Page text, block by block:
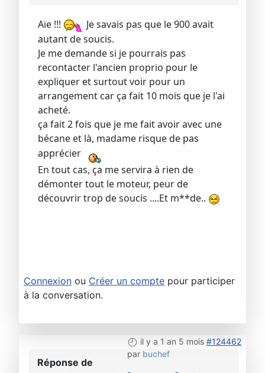
Aïe !!!
Je savais pas que le 900 avait
autant de soucis.
Je me demande si je pourrais pas
recontacter l'ancien proprio pour le
expliquer et surtout voir pour un
arrangement car ça fait 10 mois que je l'ai
acheté.
ça fait 2 fois que je me fait avoir avec une
bécane et là, madame risque de pas
apprécier
En tout cas, ça me servira à rien de
démonter tout le moteur, peur de
découvrir trop de soucis ....Et m**de..
Connexion ou Créer un compte pour participer
à la conversation.
il y a 1 an 5 mois #124462
par buchef
Réponse de